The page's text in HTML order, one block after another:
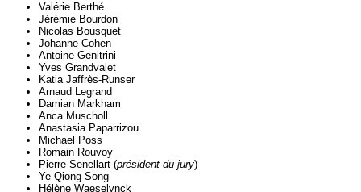
Valérie Berthé
Jérémie Bourdon
Nicolas Bousquet
Johanne Cohen
Antoine Genitrini
Yves Grandvalet
Katia Jaffrès-Runser
Arnaud Legrand
Damian Markham
Anca Muscholl
Anastasia Paparrizou
Michael Poss
Romain Rouvoy
Pierre Senellart (président du jury)
Ye-Qiong Song
Hélène Waeselynck